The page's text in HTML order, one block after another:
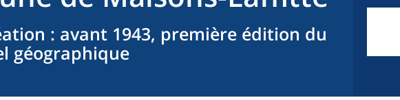
: avant 1943, première édition du
géographique